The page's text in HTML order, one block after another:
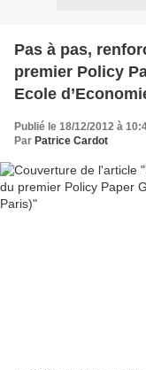
Pas à pas,
premier Policy
Ecole
Publié le 18/12/2012 à
Par Patrice Cardot